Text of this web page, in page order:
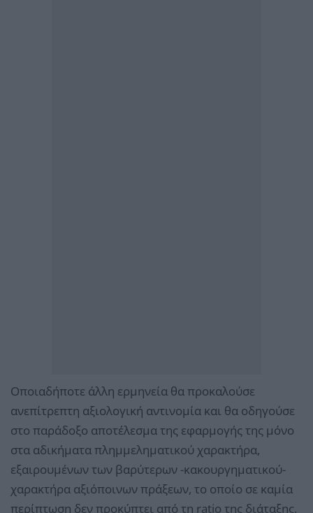
Οποιαδήποτε άλλη ερμηνεία θα προκαλούσε
ανεπίτρεπτη αξιολογική αντινομία και θα οδηγούσε
στο παράδοξο αποτέλεσμα της εφαρμογής της μόνο
στα αδικήματα πλημμεληματικού χαρακτήρα,
εξαιρουμένων των βαρύτερων -κακουργηματικού-
χαρακτήρα αξιόποινων πράξεων, το οποίο σε καμία
περίπτωση δεν προκύπτει από τη ratio της διάταξης.